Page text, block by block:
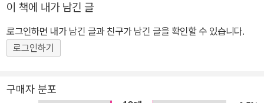
게 주석을 단 이탈리아어 완역본이며, 여러 판본의 삽화 및 관련 있는
동시대 명화들도 함께 수록했다. 국내 독자들이 그간의 중역본이나
축약본에서 느끼지 못한 『데카메론』의 참맛을 깊이 경험할 수 있는
를 더하는 풍부한 주석과 명화 수록 『데카메론』은 분량이 방대하고
거침없는 표현이 자주 등장하며 전반적인 시대 상황이나 영향을 준
이 책에 내가 남긴 글
로그인하면 내가 남긴 글과 친구가 남긴 글을 확인할 수 있습니다.
로그인하기
구매자 분포